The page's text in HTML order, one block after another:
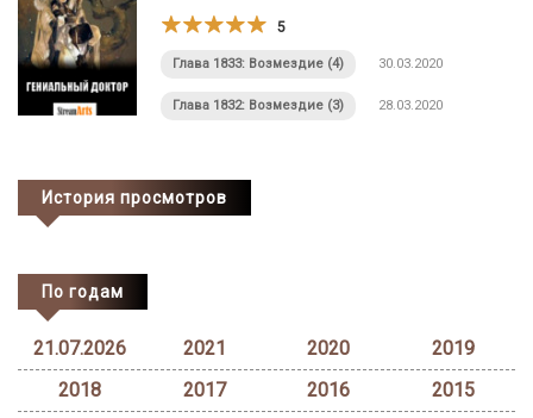
5
Глава 1833: Возмездие (4) 30.03.2020
Глава 1832: Возмездие (3) 28.03.2020
История просмотров
По годам
21.07.2026 2021 2020
2019
2018
2017 2016
2015